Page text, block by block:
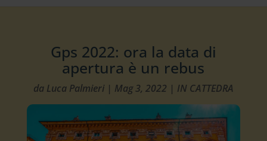
Gps 2022: ora la data di
apertura è un rebus
da Luca Palmieri| Mag 3, 2022 | IN CATTEDRA